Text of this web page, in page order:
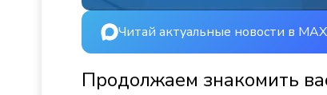
Читай актуальные новости в
Продолжаем знакомить